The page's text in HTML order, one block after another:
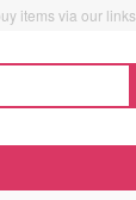
items via our links.